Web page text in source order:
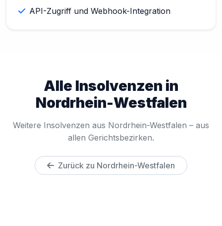
API-Zugriff und Webhook-Integration
Alle Insolvenzen in
Nordrhein-Westfalen
Weitere Insolvenzen aus Nordrhein-Westfalen – aus
allen Gerichtsbezirken.
Zurück zu Nordrhein-Westfalen